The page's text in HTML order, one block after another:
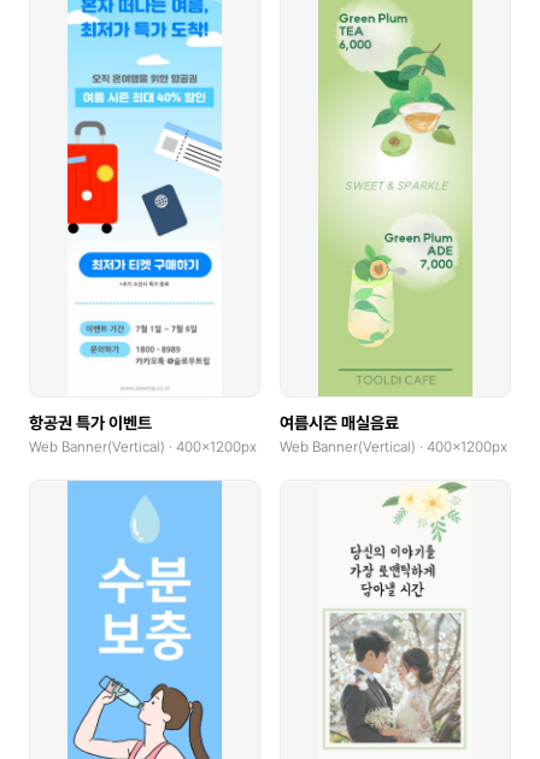
항공권 특가 이벤트
Web Banner(Vertical) · 400x1200px
여름시즌 매실음료
Web Banner(Vertical) · 400x1200px